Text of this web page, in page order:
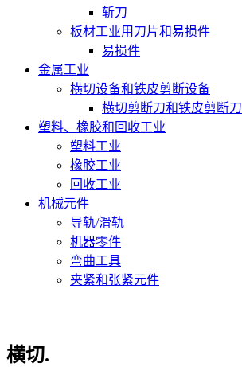
斩刀
板材工业用刀片和易损件
易损件
金属工业
横切设备和铁皮剪断设备
横切剪断刀和铁皮剪断刀
塑料、橡胶和回收工业
塑料工业
橡胶工业
回收工业
机械元件
导轨/滑轨
机器零件
弯曲工具
夹紧和张紧元件
横切.